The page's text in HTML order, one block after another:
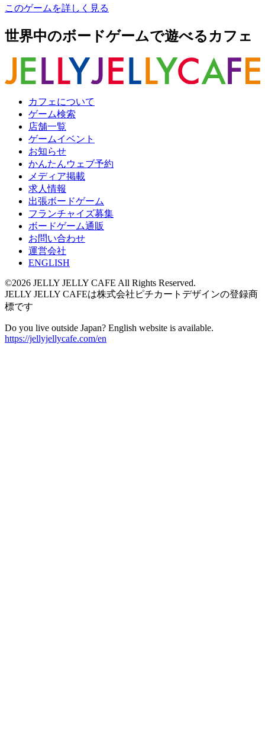
このゲームを詳しく見る
世界中のボードゲームで遊べるカフェ
カフェについて
ゲーム検索
店舗一覧
ゲームイベント
お知らせ
かんたんウェブ予約
メディア掲載
求人情報
出張ボードゲーム
フランチャイズ募集
ボードゲーム通販
お問い合わせ
運営会社
ENGLISH
©2026 JELLY JELLY CAFE All Rights Reserved.
JELLY JELLY CAFEは株式会社ピチカートデザインの登録商
標です
Do you live outside Japan? English website is available.
https://jellyjellycafe.com/en